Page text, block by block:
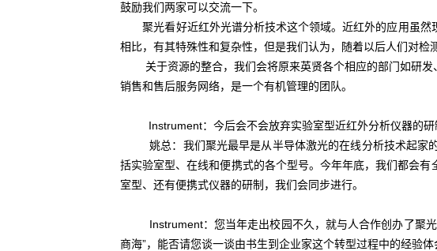
鼓励我们两家可以交流一下。
聚光看好近红外光谱分析技术这个领域。近红外的应用虽然
相比，有其特殊性和复杂性，但是我们认为，随着以后人们对检
关于资源的整合，我们会将原来英贤各个相应的部门如研发
销售和售后服务网络，是一个有机管理的团队。
Instrument：今后会不会放弃实验室型近红外分析仪器的研
姚总：我们聚光最早是从半导体激光的在线分析技术起家的
括实验室型、在线和便携式的各个型号。今年年底，我们都会
室型、还有便携式仪器的研制，我们会同步进行。
Instrument：您当年走出校园不久，就与人合作创办了聚光
商海”，能否请您谈一谈由书生到企业家这个转型过程中的经验体